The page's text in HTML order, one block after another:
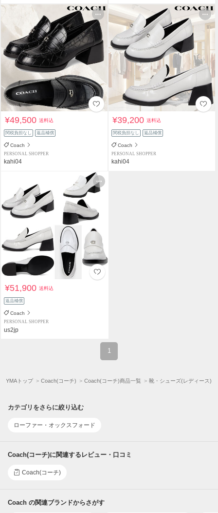
¥49,500送料込
関税負担なし 返品補償
Coach
PERSONAL SHOPPER
kahi04
¥39,200送料込
関税負担なし 返品補償
Coach
PERSONAL SHOPPER
kahi04
¥51,900送料込
返品補償
Coach
PERSONAL SHOPPER
us2jp
1
トップ Coach(コーチ) Coach(コーチ)商品一覧 靴・シューズ(レディース)
カテゴリをさらに絞り込む
ローファー・オックスフォード
Coach(コーチ)に関連するレビュー・口コミ
Coach(コーチ)
Coach の関連ブランドからさがす